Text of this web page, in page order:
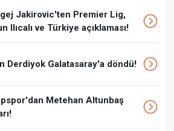
Jakirovic'ten Premier Lig,
Ilıcalı ve Türkiye açıklaması!
Derdiyok Galatasaray'a döndü!
Metehan Altunbaş